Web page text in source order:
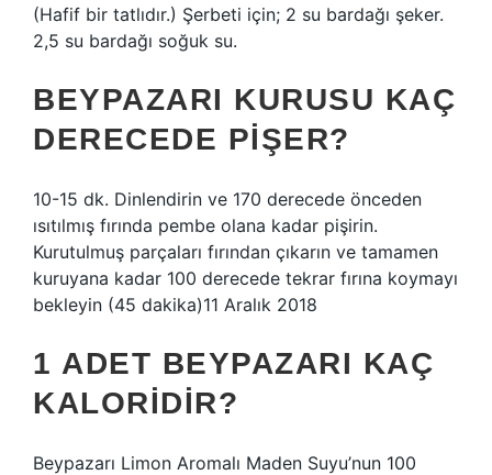
(Hafif bir tatlıdır.) Şerbeti için; 2 su bardağı şeker.
2,5 su bardağı soğuk su.
BEYPAZARI KURUSU KAÇ
DERECEDE PIŞER?
10-15 dk. Dinlendirin ve 170 derecede önceden
ısıtılmış fırında pembe olana kadar pişirin.
Kurutulmuş parçaları fırından çıkarın ve tamamen
kuruyana kadar 100 derecede tekrar fırına koymayı
bekleyin (45 dakika)11 Aralık 2018
1 ADET BEYPAZARI KAÇ
KALORIDIR?
Beypazarı Limon Aromalı Maden Suyu’nun 100